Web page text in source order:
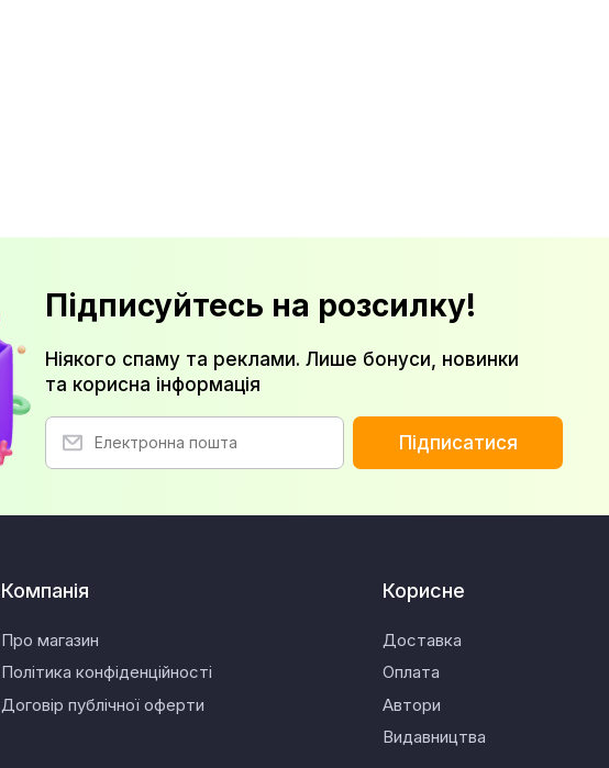
Підписуйтесь на розсилку!
Ніякого спаму та реклами. Лише бонуси, новинки
та корисна інформація
Підписатися
Компанія
Про магазин
Політика конфіденційності
Договір публічної оферти
Корисне
Доставка
Оплата
Автори
Видавництва